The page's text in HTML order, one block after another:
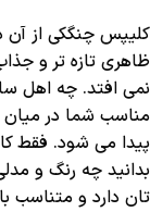
کلیپس چنگکی از
ظاهری تازه‌ تر و
نمی افتد. چه اهل
مناسب شما در
پیدا می ‌شود. فقط
بدانید چه رنگ و
‌تان دارد و متناسب